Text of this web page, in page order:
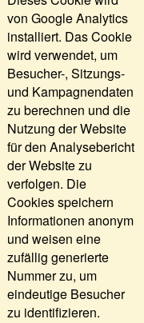
von Google Analytics
installiert. Das Cookie
wird verwendet, um
Besucher-, Sitzungs-
und Kampagnendaten
zu berechnen und die
Nutzung der Website
für den Analysebericht
der Website zu
verfolgen. Die
Cookies speichern
Informationen anonym
und weisen eine
zufällig generierte
Nummer zu, um
eindeutige Besucher
zu identifizieren.